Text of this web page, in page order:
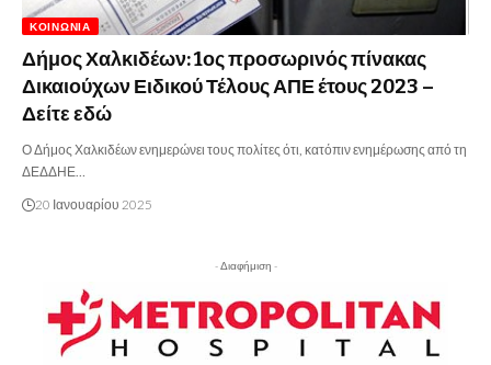
ΚΟΙΝΩΝΊΑ
Δήμος Χαλκιδέων: 1ος προσωρινός πίνακας
Δικαιούχων Ειδικού Τέλους ΑΠΕ έτους 2023 –
Δείτε εδώ
Ο Δήμος Χαλκιδέων ενημερώνει τους πολίτες ότι, κατόπιν ενημέρωσης από τη
ΔΕΔΔΗΕ…
20 Ιανουαρίου 2025
- Διαφήμιση -